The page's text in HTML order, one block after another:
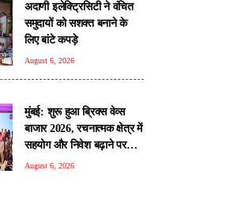
अदाणी इलेक्ट्रिसिटी ने वंचित
समुदायों को सशक्त बनाने के
लिए बांटे कपड़े
August 6, 2026
मुंबई: शुरू हुआ ब्रिक्स वेव्स
बाजार 2026, रचनात्मक क्षेत्र में
सहयोग और निवेश बढ़ाने पर
जोर
August 6, 2026